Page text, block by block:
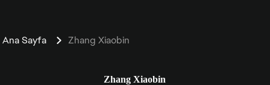
Ana Sayfa Zhang Xiaobin
Zhang Xiaobin